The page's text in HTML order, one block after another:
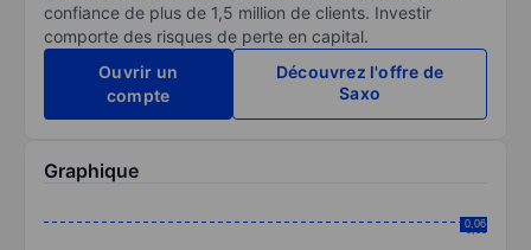
confiance de plus de 1,5 million de clients. Investir
comporte des risques de perte en capital.
Ouvrir un
compte
Découvrez l'offre de
Saxo
Graphique
0,06
0,06